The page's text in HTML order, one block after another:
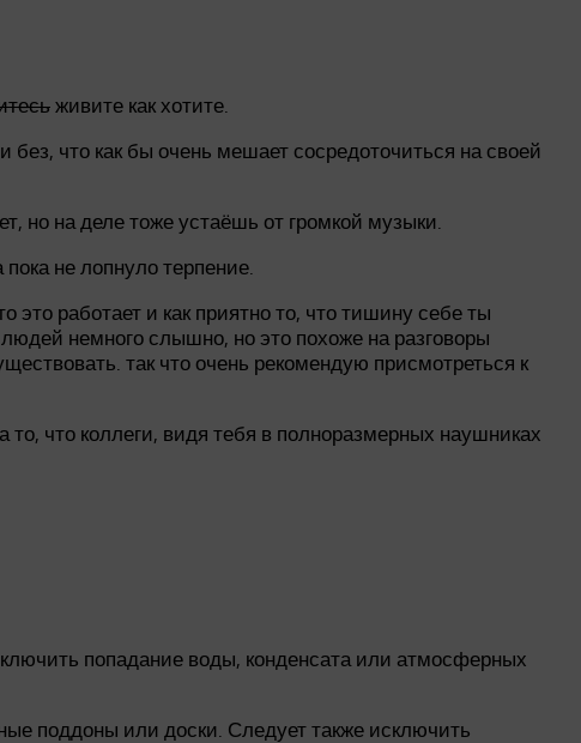
живите как хотите.
что как бы очень мешает сосредоточиться на своей
но на деле тоже устаёшь от громкой музыки.
не лопнуло терпение.
работает и как приятно то, что тишину себе ты
немного слышно, но это похоже на разговоры
так что очень рекомендую присмотреться к
что коллеги, видя тебя в полноразмерных наушниках
попадание воды, конденсата или атмосферных
поддоны или доски. Следует также исключить